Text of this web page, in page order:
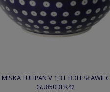
MISKA TULIPAN V 1,3 L BOLESŁAWIEC
GU850DEK42